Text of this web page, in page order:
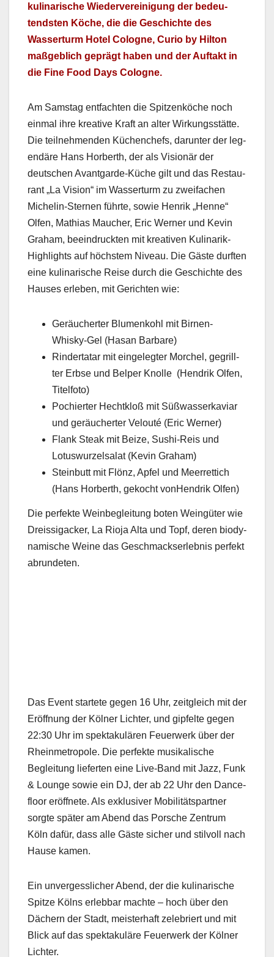
kuli­nar­ische Wiedervere­ini­gung der bedeu­
tend­sten Köche, die die Geschichte des
Wasser­turm Hotel Cologne, Curio by Hilton
maßge­blich geprägt haben und der Auf­takt in
die Fine Food Days Cologne.
Am Sam­stag ent­facht­en die Spitzenköche noch
ein­mal ihre kreative Kraft an alter Wirkungsstätte.
Die teil­nehmenden Küchenchefs, darunter der leg­
endäre Hans Hor­berth, der als Visionär der
deutschen Avant­garde-Küche gilt und das Restau­
rant „La Vision“ im Wasser­turm zu zweifachen
Miche­lin-Ster­nen führte, sowie Hen­rik „Henne“
Olfen, Math­ias Mauch­er, Eric Wern­er und Kevin
Gra­ham, beein­druck­ten mit kreativ­en Kuli­narik-
High­lights auf höch­stem Niveau. Die Gäste durften
eine kuli­nar­ische Reise durch die Geschichte des
Haus­es erleben, mit Gericht­en wie:
Geräuchert­er Blu­menkohl mit Bir­nen-
Whisky-Gel (Hasan Bar­bare)
Rinder­tatar mit ein­gelegter Morchel, gegrill­
ter Erb­se und Belper Knolle (Hen­drik Olfen,
Titelfo­to)
Pochiert­er Hechtk­loß mit Süßwasserkaviar
und geräuchert­er Velouté (Eric Wern­er)
Flank Steak mit Beize, Sushi-Reis und
Lotuswurzel­salat (Kevin Gra­ham)
Stein­butt mit Flönz, Apfel und Meer­ret­tich
(Hans Hor­berth, gekocht von­Hen­drik Olfen)
Die per­fek­te Wein­be­gleitung boten Weingüter wie
Dreis­si­gack­er, La Rio­ja Alta und Topf, deren bio­dy­
namis­che Weine das Geschmack­ser­leb­nis per­fekt
abrun­de­ten.
Das Event startete gegen 16 Uhr, zeit­gle­ich mit der
Eröff­nung der Köl­ner Lichter, und gipfelte gegen
22:30 Uhr im spek­takulären Feuer­w­erk über der
Rhein­metro­pole. Die per­fek­te musikalis­che
Begleitung liefer­ten eine Live-Band mit Jazz, Funk
& Lounge sowie ein DJ, der ab 22 Uhr den Dance­
floor eröffnete. Als exk­lu­siv­er Mobil­itätspart­ner
sorgte später am Abend das Porsche Zen­trum
Köln dafür, dass alle Gäste sich­er und stil­voll nach
Hause kamen.
Ein unvergesslich­er Abend, der die kuli­nar­ische
Spitze Kölns erleb­bar machte – hoch über den
Däch­ern der Stadt, meis­ter­haft zele­bri­ert und mit
Blick auf das spek­takuläre Feuer­w­erk der Köl­ner
Lichter.